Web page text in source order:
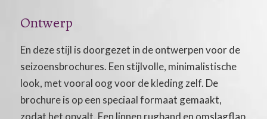
Ontwerp
En deze stijl is doorgezet in de ontwerpen voor de
seizoensbrochures. Een stijlvolle, minimalistische
look, met vooral oog voor de kleding zelf. De
brochure is op een speciaal formaat gemaakt,
zodat het opvalt. Een linnen rugband en omslagflap